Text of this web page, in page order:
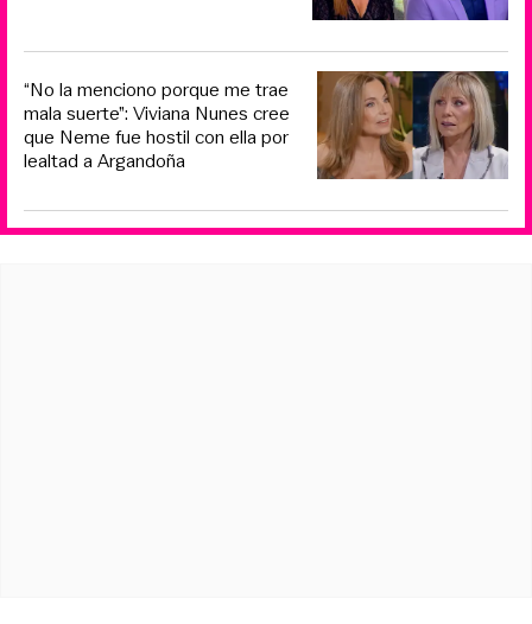
“No la menciono porque me trae
mala suerte”: Viviana Nunes cree
que Neme fue hostil con ella por
lealtad a Argandoña